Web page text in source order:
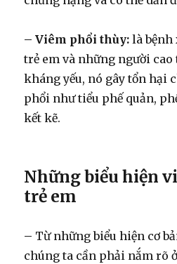
– Viêm phổi thùy:là bệnh
trẻ em và những người cao
kháng yếu, nó gây tổn hại
phổi như tiểu phế quản,
kết kẽ.
Những biểu hiện
trẻ em
– Từ những biểu hiện cơ
chúng ta cần phải nắm rõ